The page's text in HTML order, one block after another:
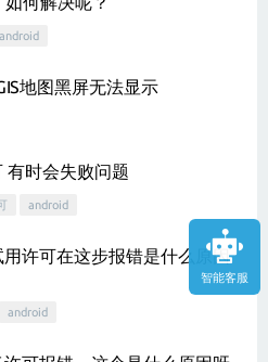
智能客服
android
地图黑屏无法显示
有时会失败问题
android
许可在这步报错是什么原因
android